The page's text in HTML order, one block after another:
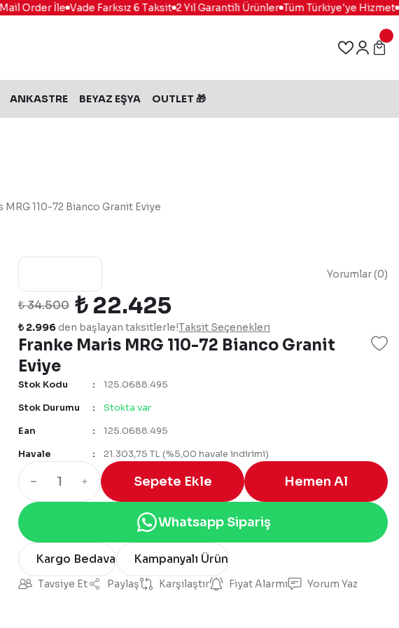
Order İle Vade Farksız 6 Taksit 2 Yıl Garantili Ürünler Tüm Türkiye'ye Hizmet
ANKASTRE BEYAZ EŞYA OUTLET 🎁
MRG 110-72 Bianco Granit Eviye
Yorumlar (0)
Franke Maris MRG 110-72 Bianco Granit
Eviye
₺ 34.500 ₺ 22.425
₺ 2.996den başlayan taksitlerle!Taksit Seçenekleri
Stok Kodu
125.0688.495
Stok Durumu
Stokta var
Ean
125.0688.495
Havale
21.303,75 TL (%5,00 havale indirimi)
Sepete Ekle Hemen Al
Whatsapp Sipariş
Kargo Bedava Kampanyalı Ürün
Tavsiye Et Paylaş Karşılaştır Fiyat Alarmı Yorum Yaz